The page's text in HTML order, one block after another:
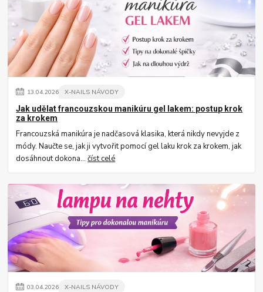
13.04.2026 X-NAILS NÁVODY
Jak udělat francouzskou manikúru gel lakem: postup krok
za krokem
Francouzská manikúra je nadčasová klasika, která nikdy nevyjde z
módy. Naučte se, jak ji vytvořit pomocí gel laku krok za krokem, jak
dosáhnout dokona...číst celé
03.04.2026 X-NAILS NÁVODY